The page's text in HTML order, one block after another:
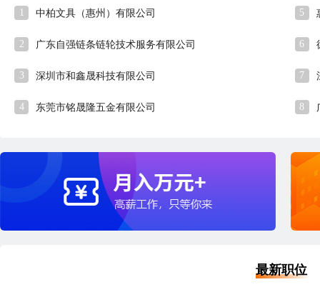
1 中柏文具（惠州）有限公司
2 广东自强链条链轮技术服务有限公司
3 深圳市和鑫晟科技有限公司
4 东莞市铭晟隆五金有限公司
5
6
7
8
最新职位